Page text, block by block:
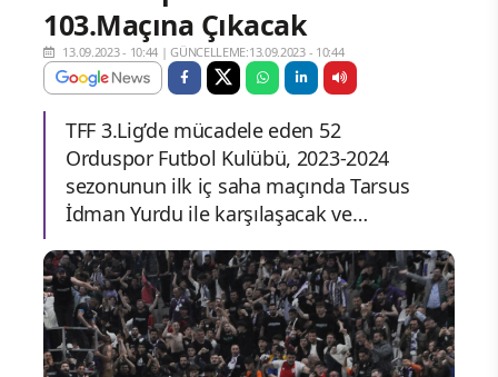
103.Maçına Çıkacak
13.09.2023 - 10:44 |GÜNCELLEME:13.09.2023 - 10:44
TFF 3.Lig’de mücadele eden 52
Orduspor Futbol Kulübü, 2023-2024
sezonunun ilk iç saha maçında Tarsus
İdman Yurdu ile karşılaşacak ve…